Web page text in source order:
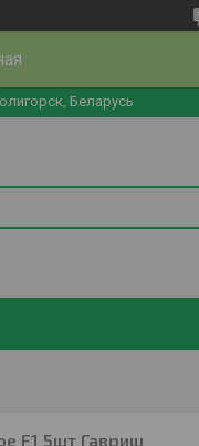
Беларусь
F1 5шт Гавриш